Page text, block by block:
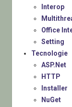
Interop
Office
Setting
Tecnologie
ASP.Net
HTTP
Installer
NuGet